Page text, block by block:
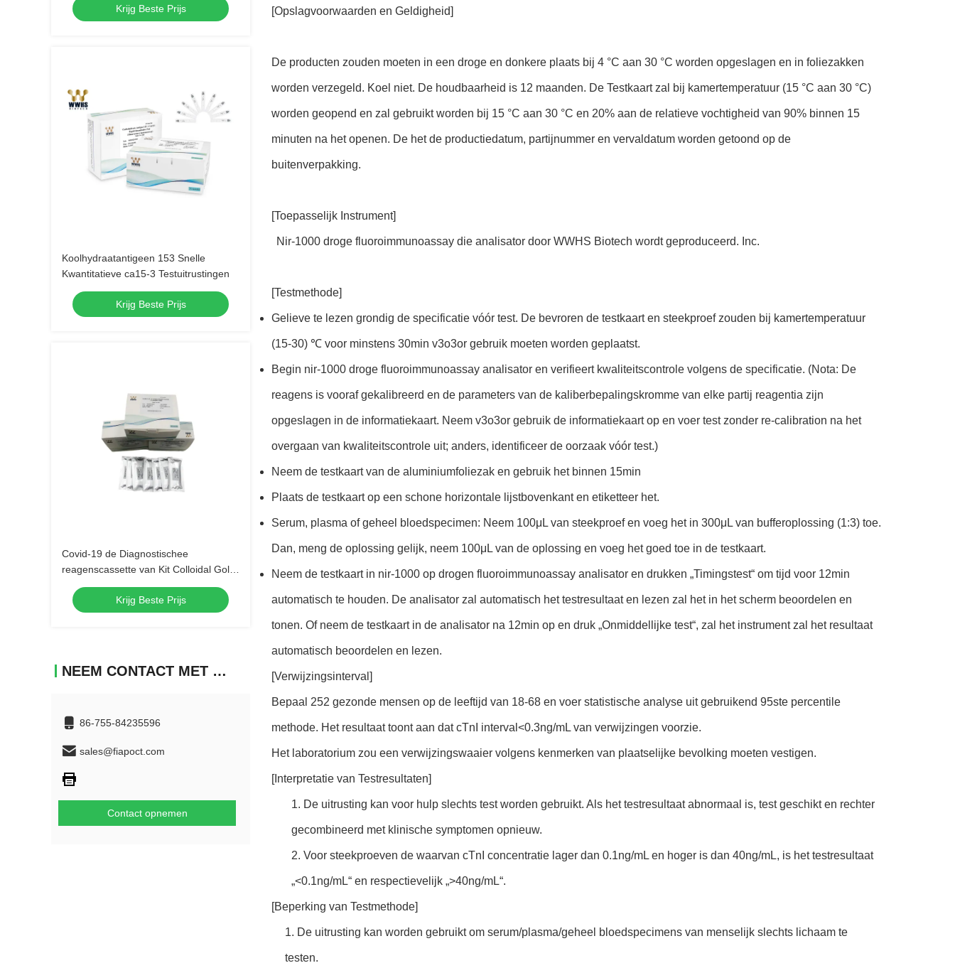
Krijg Beste Prijs
Koolhydraatantigeen 153 Snelle
Kwantitatieve ca15-3 Testuitrustingen
Krijg Beste Prijs
Covid-19 de Diagnostischee
reagenscassette van Kit Colloidal Gold
IVD van de Antigeen Snelle Test
Krijg Beste Prijs
NEEM CONTACT MET ONS OP
86-755-84235596
sales@fiapoct.com
Contact opnemen
[Opslagvoorwaarden en Geldigheid]
De producten zouden moeten in een droge en donkere plaats bij 4 °C aan 30 °C worden opgeslagen en in foliezakken
worden verzegeld. Koel niet. De houdbaarheid is 12 maanden. De Testkaart zal bij kamertemperatuur (15 °C aan 30 °C)
worden geopend en zal gebruikt worden bij 15 °C aan 30 °C en 20% aan de relatieve vochtigheid van 90% binnen 15
minuten na het openen. De het de productiedatum, partijnummer en vervaldatum worden getoond op de
buitenverpakking.
[Toepasselijk Instrument]
Nir-1000 droge fluoroimmunoassay die analisator door WWHS Biotech wordt geproduceerd. Inc.
[Testmethode]
Gelieve te lezen grondig de specificatie vóór test. De bevroren de testkaart en steekproef zouden bij kamertemperatuur
(15-30) ℃ voor minstens 30min v3o3or gebruik moeten worden geplaatst.
Begin nir-1000 droge fluoroimmunoassay analisator en verifieert kwaliteitscontrole volgens de specificatie. (Nota: De
reagens is vooraf gekalibreerd en de parameters van de kaliberbepalingskromme van elke partij reagentia zijn
opgeslagen in de informatiekaart. Neem v3o3or gebruik de informatiekaart op en voer test zonder re-calibration na het
overgaan van kwaliteitscontrole uit; anders, identificeer de oorzaak vóór test.)
Neem de testkaart van de aluminiumfoliezak en gebruik het binnen 15min
Plaats de testkaart op een schone horizontale lijstbovenkant en etiketteer het.
Serum, plasma of geheel bloedspecimen: Neem 100μL van steekproef en voeg het in 300μL van bufferoplossing (1:3) toe.
Dan, meng de oplossing gelijk, neem 100μL van de oplossing en voeg het goed toe in de testkaart.
Neem de testkaart in nir-1000 op drogen fluoroimmunoassay analisator en drukken „Timingstest“ om tijd voor 12min
automatisch te houden. De analisator zal automatisch het testresultaat en lezen zal het in het scherm beoordelen en
tonen. Of neem de testkaart in de analisator na 12min op en druk „Onmiddellijke test“, zal het instrument zal het resultaat
automatisch beoordelen en lezen.
[Verwijzingsinterval]
Bepaal 252 gezonde mensen op de leeftijd van 18-68 en voer statistische analyse uit gebruikend 95ste percentile
methode. Het resultaat toont aan dat cTnI interval<0.3ng/mL van verwijzingen voorzie.
Het laboratorium zou een verwijzingswaaier volgens kenmerken van plaatselijke bevolking moeten vestigen.
[Interpretatie van Testresultaten]
1. De uitrusting kan voor hulp slechts test worden gebruikt. Als het testresultaat abnormaal is, test geschikt en rechter
gecombineerd met klinische symptomen opnieuw.
2. Voor steekproeven de waarvan cTnI concentratie lager dan 0.1ng/mL en hoger is dan 40ng/mL, is het testresultaat
„<0.1ng/mL“ en respectievelijk „>40ng/mL“.
[Beperking van Testmethode]
1. De uitrusting kan worden gebruikt om serum/plasma/geheel bloedspecimens van menselijk slechts lichaam te
testen.